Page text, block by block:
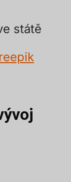
státě